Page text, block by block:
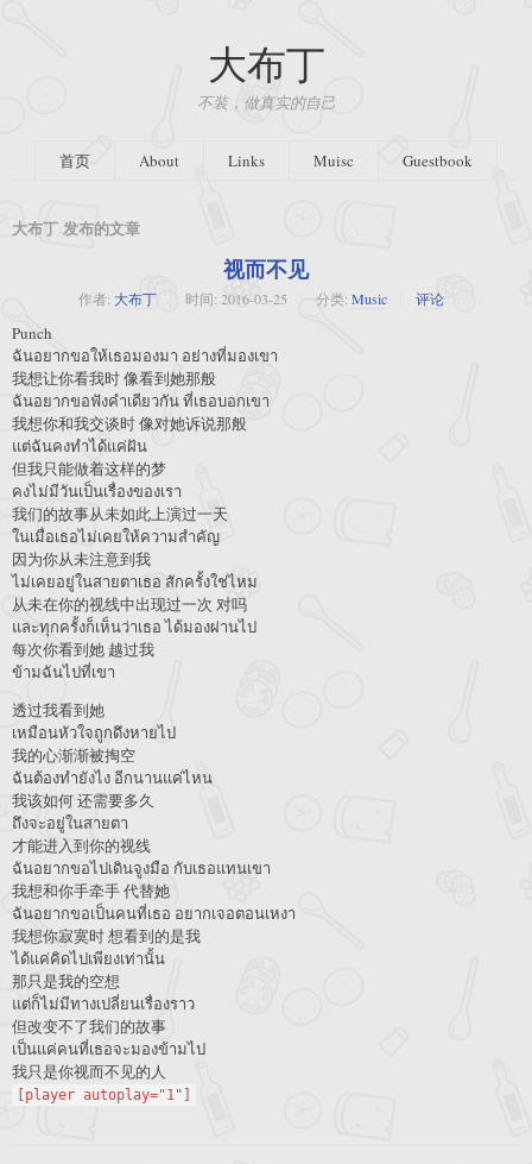
大布丁
不装，做真实的自己
首页 About Links Muisc Guestbook
大布丁 发布的文章
视而不见
作者: 大布丁 时间: 2016-03-25 分类: Music 评论
Punch
ฉันอยากขอให้เธอมองมา อย่างที่มองเขา
我想让你看我时 像看到她那般
ฉันอยากขอฟังคำเดียวกัน ที่เธอบอกเขา
我想你和我交谈时 像对她诉说那般
แต่ฉันคงทำได้แค่ฝัน
但我只能做着这样的梦
คงไม่มีวันเป็นเรื่องของเรา
我们的故事从未如此上演过一天
ในเมื่อเธอไม่เคยให้ความสำคัญ
因为你从未注意到我
ไม่เคยอยู่ในสายตาเธอ สักครั้งใช่ไหม
从未在你的视线中出现过一次 对吗
และทุกครั้งก็เห็นว่าเธอ ได้มองผ่านไป
每次你看到她 越过我
ข้ามฉันไปที่เขา
透过我看到她
เหมือนหัวใจถูกดึงหายไป
我的心渐渐被掏空
ฉันต้องทำยังไง อีกนานแค่ไหน
我该如何 还需要多久
ถึงจะอยู่ในสายตา
才能进入到你的视线
ฉันอยากขอไปเดินจูงมือ กับเธอแทนเขา
我想和你手牵手 代替她
ฉันอยากขอเป็นคนที่เธอ อยากเจอตอนเหงา
我想你寂寞时 想看到的是我
ได้แค่คิดไปเพียงเท่านั้น
那只是我的空想
แต่ก็ไม่มีทางเปลี่ยนเรื่องราว
但改变不了我们的故事
เป็นแค่คนที่เธอจะมองข้ามไป
我只是你视而不见的人
[player autoplay="1"]